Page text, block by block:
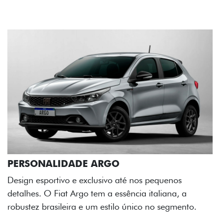
até nos pequenos
a essência italiana, a
único no segmento.